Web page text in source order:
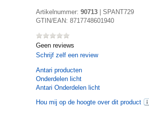
Artikelnummer: 90713
SPANT729
GTIN/EAN: 8717748601940
Geen reviews
Schrijf zelf een review
Antari producten
Onderdelen licht
Antari Onderdelen licht
Hou mij op de hoogte over dit product